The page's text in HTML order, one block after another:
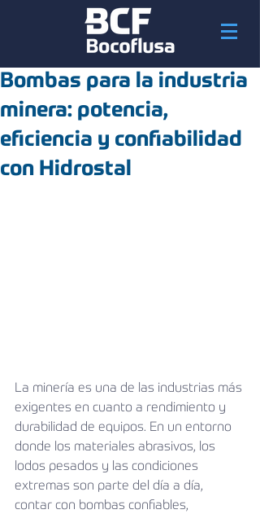
Bombas para la industria
minera: potencia,
eficiencia y confiabilidad
con Hidrostal
La minería es una de las industrias más
exigentes en cuanto a rendimiento y
durabilidad de equipos. En un entorno
donde los materiales abrasivos, los
lodos pesados y las condiciones
extremas son parte del día a día,
contar con bombas confiables,